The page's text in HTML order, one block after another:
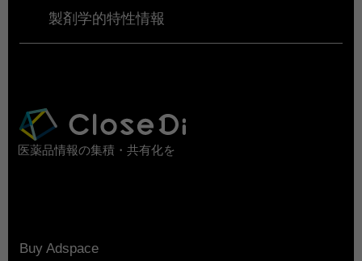
製剤学的特性情報
医薬品情報の集積・共有化を
Buy Adspace